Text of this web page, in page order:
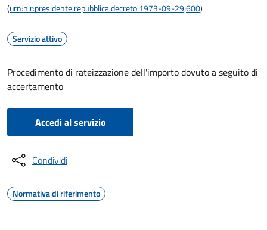
(urn:nir:presidente.repubblica:decreto:1973-09-29;600)
Servizio attivo
Procedimento di rateizzazione dell'importo dovuto a seguito di
accertamento
Accedi al servizio
Condividi
Normativa di riferimento